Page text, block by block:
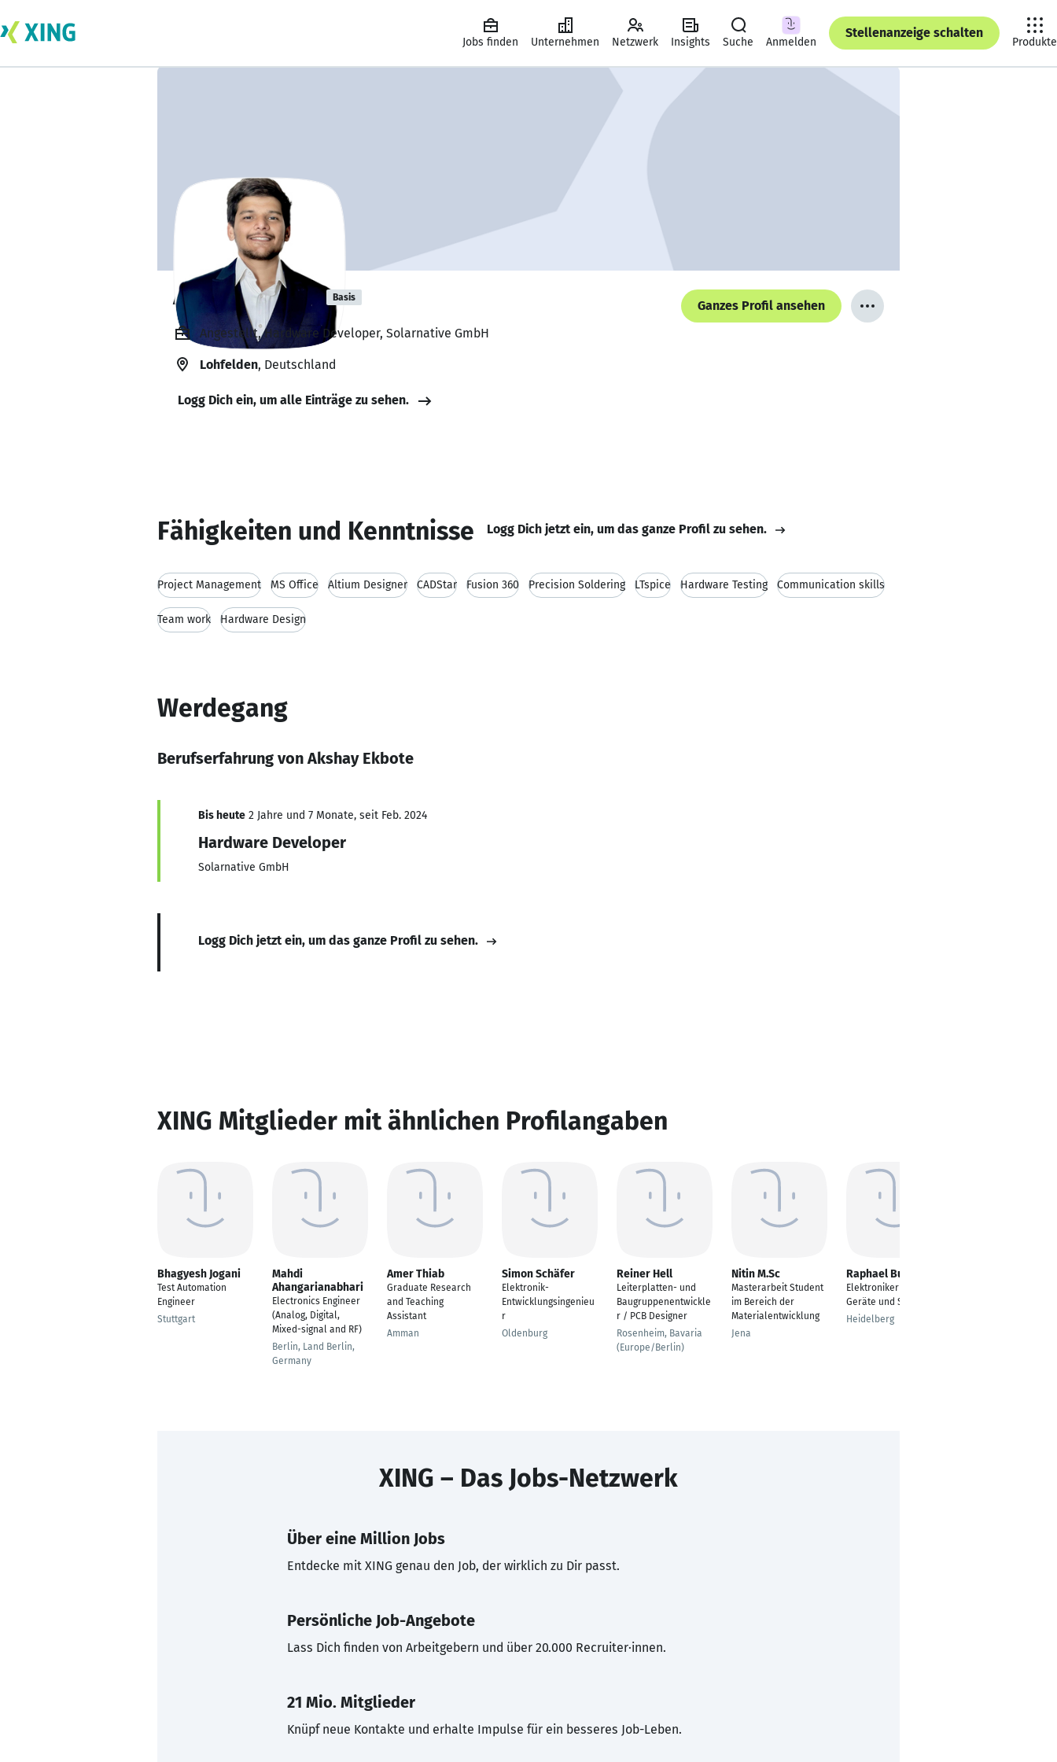
Jobs finden Unternehmen Netzwerk Insights Suche Anmelden
Stellenanzeige schalten
Produkte
Akshay Ekbote Basis
Ganzes Profil ansehen
Angestellt, Hardware Developer, Solarnative GmbH
Lohfelden, Deutschland
Logg Dich ein, um alle Einträge zu sehen.
Fähigkeiten und Kenntnisse Logg Dich jetzt ein, um das ganze Profil zu sehen.
Project Management MS Office Altium Designer CADStar Fusion 360 Precision Soldering LTspice Hardware Testing Communication skills
Team work Hardware Design
Werdegang
Berufserfahrung von Akshay Ekbote
Bis heute 2 Jahre und 7 Monate, seit Feb. 2024
Hardware Developer
Solarnative GmbH
Logg Dich jetzt ein, um das ganze Profil zu sehen.
XING Mitglieder mit ähnlichen Profilangaben
Bhagyesh Jogani
Test Automation
Engineer
Stuttgart
Mahdi
Ahangarianabhari
Electronics Engineer
(Analog, Digital,
Mixed-signal and RF)
Berlin, Land Berlin,
Germany
Amer Thiab
Graduate Research
and Teaching
Assistant
Amman
Simon Schäfer
Elektronik-
Entwicklungsingenieu
r
Oldenburg
Reiner Hell
Leiterplatten- und
Baugruppenentwickle
r / PCB Designer
Rosenheim, Bavaria
(Europe/Berlin)
Nitin M.Sc
Masterarbeit Student
im Bereich der
Materialentwicklung
Jena
Raphael Burgert
Elektroniker für
Geräte und Systeme
Heidelberg
XING – Das Jobs-Netzwerk
Über eine Million Jobs
Entdecke mit XING genau den Job, der wirklich zu Dir passt.
Persönliche Job-Angebote
Lass Dich finden von Arbeitgebern und über 20.000 Recruiter·innen.
21 Mio. Mitglieder
Knüpf neue Kontakte und erhalte Impulse für ein besseres Job-Leben.